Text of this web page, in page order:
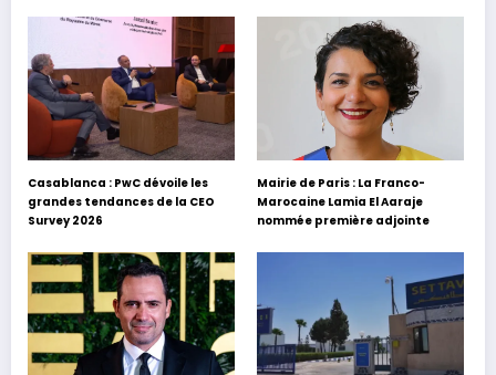
Casablanca : PwC dévoile les
grandes tendances de la CEO
Survey 2026
Mairie de Paris : La Franco-
Marocaine Lamia El Aaraje
nommée première adjointe